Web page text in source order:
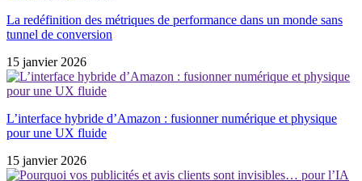
La redéfinition des métriques de performance dans un monde sans
tunnel de conversion
15 janvier 2026
L’interface hybride d’Amazon : fusionner numérique et physique
pour une UX fluide
15 janvier 2026